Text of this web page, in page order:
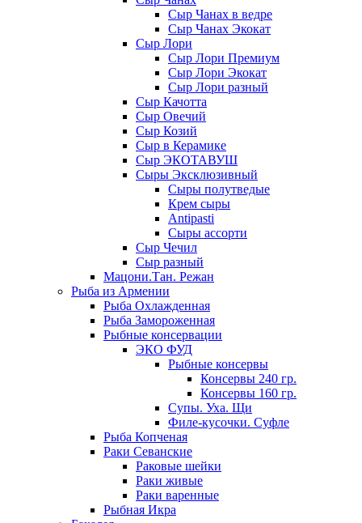
Сыр Чанах в ведре
Сыр Чанах Экокат
Сыр Лори
Сыр Лори Премиум
Сыр Лори Экокат
Сыр Лори разный
Сыр Качотта
Сыр Овечий
Сыр Козий
Сыр в Керамике
Сыр ЭКОТАВУШ
Сыры Эксклюзивный
Сыры полутведые
Крем сыры
Antipasti
Сыры ассорти
Сыр Чечил
Сыр разный
Мацони.Тан. Режан
Рыба из Армении
Рыба Охлажденная
Рыба Замороженная
Рыбные консервации
ЭКО ФУД
Рыбные консервы
Консервы 240 гр.
Консервы 160 гр.
Супы. Уха. Щи
Филе-кусочки. Суфле
Рыба Копченая
Раки Севанские
Раковые шейки
Раки живые
Раки варенные
Рыбная Икра